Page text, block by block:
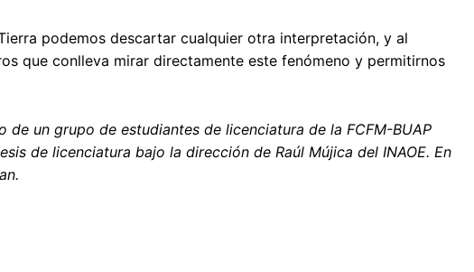
podemos descartar cualquier otra interpretación, y al
que conlleva mirar directamente este fenómeno y permitirnos
un grupo de estudiantes de licenciatura de la FCFM-BUAP
de licenciatura bajo la dirección de Raúl Mújica del INAOE. En